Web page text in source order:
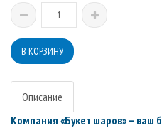
Описание
Компания «Букет шаров» —